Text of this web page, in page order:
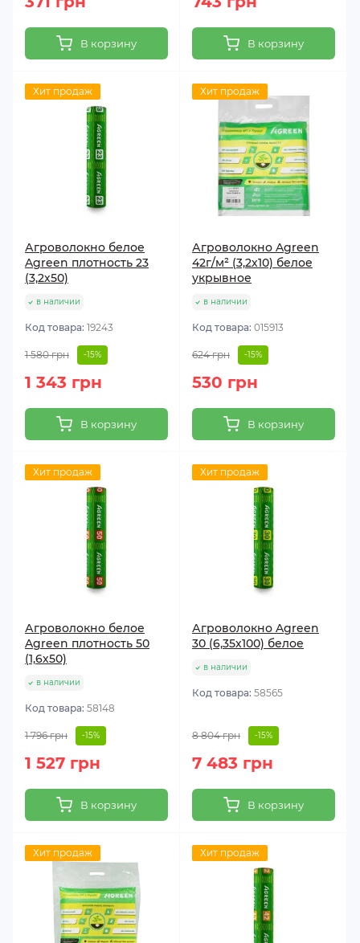
В корзину В корзину
Хит продаж
Агроволокно белое
Agreen плотность 23
(3,2х50)
в наличии
Код товара: 19243
1 580 грн -15%
1 343 грн
В корзину
Хит продаж
Агроволокно Agreen
42г/м² (3,2х10) белое
укрывное
в наличии
Код товара: 015913
624 грн -15%
530 грн
В корзину
Хит продаж
Агроволокно белое
Agreen плотность 50
(1,6х50)
в наличии
Код товара: 58148
1 796 грн -15%
1 527 грн
В корзину
Хит продаж
Агроволокно Agreen
30 (6,35х100) белое
в наличии
Код товара: 58565
8 804 грн -15%
7 483 грн
В корзину
Хит продаж Хит продаж